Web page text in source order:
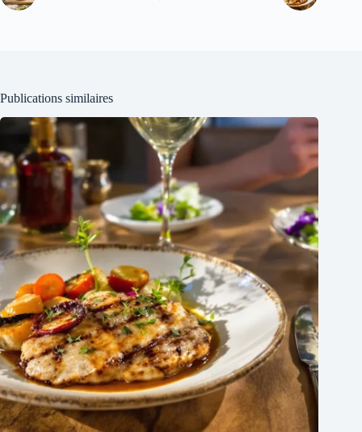
Publications similaires